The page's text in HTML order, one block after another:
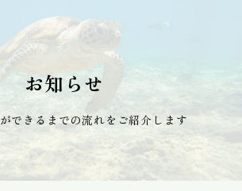
お知らせ
できるまでの流れをご紹介します